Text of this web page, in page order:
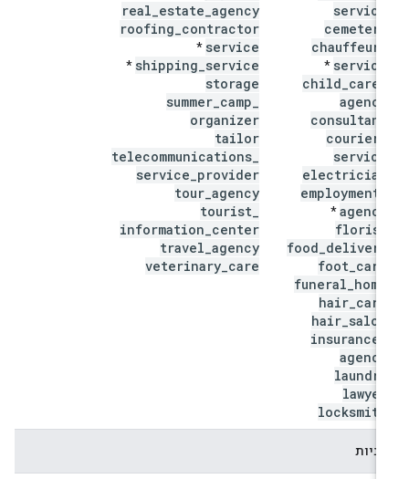
service
cemetery
chauffeur
service
*
child_care
agency
consultant
courier
service
electrician
employment
agency
*
florist
food_delivery
foot_
funeral_
hair_
hair_salon
insurance
agency
laundry
lawyer
locksmith
real_estate_agency
roofing_contractor
service
*
shipping_service
*
storage
summer_camp
organizer
tailor
telecommunications
service_provider
tour_agency
tourist
information_center
travel_agency
veterinary_care